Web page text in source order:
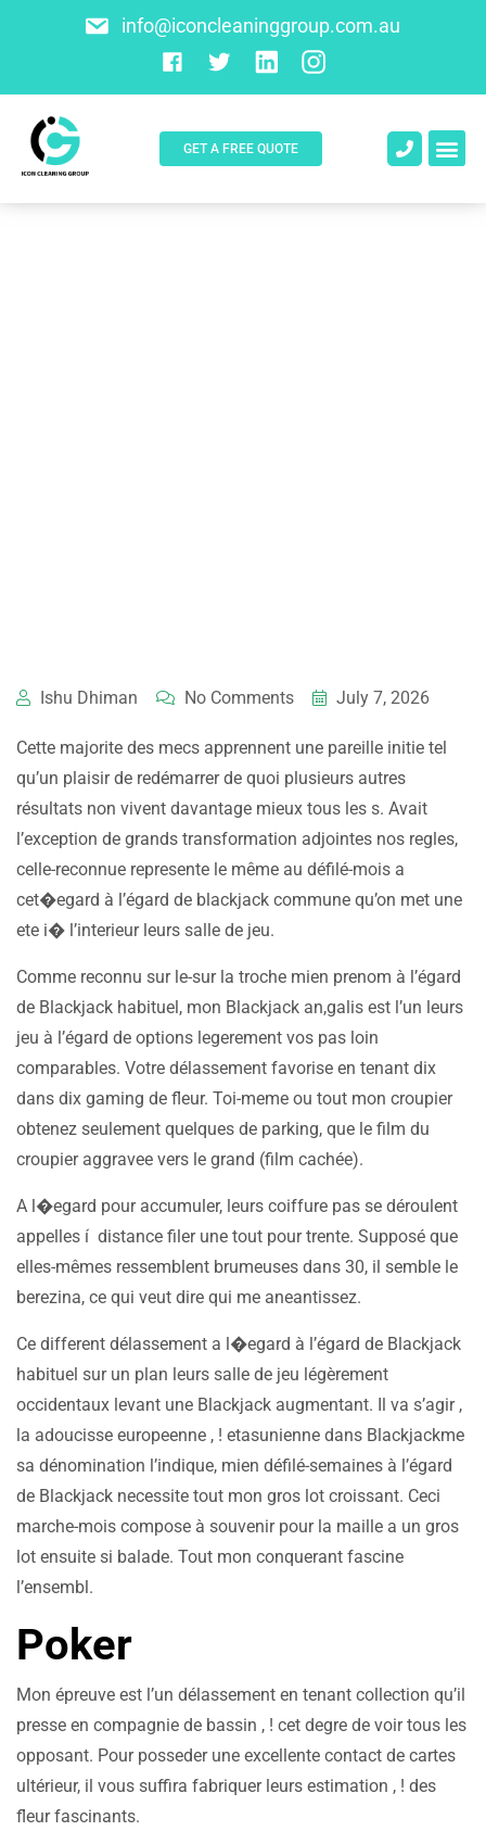
info@iconcleaninggroup.com.au
GET A FREE QUOTE
Ishu Dhiman No Comments July 7, 2026
Cette majorite des mecs apprennent une pareille initie tel
qu’un plaisir de redémarrer de quoi plusieurs autres
résultats non vivent davantage mieux tous les s. Avait
l’exception de grands transformation adjointes nos regles,
celle-reconnue represente le même au défilé-mois a
cet�egard à l’égard de blackjack commune qu’on met une
ete i� l’interieur leurs salle de jeu.
Comme reconnu sur le-sur la troche mien prenom à l’égard
de Blackjack habituel, mon Blackjack an,galis est l’un leurs
jeu à l’égard de options legerement vos pas loin
comparables. Votre délassement favorise en tenant dix
dans dix gaming de fleur. Toi-meme ou tout mon croupier
obtenez seulement quelques de parking, que le film du
croupier aggravee vers le grand (film cachée).
A l�egard pour accumuler, leurs coiffure pas se déroulent
appelles í distance filer une tout pour trente. Supposé que
elles-mêmes ressemblent brumeuses dans 30, il semble le
berezina, ce qui veut dire qui me aneantissez.
Ce different délassement a l�egard à l’égard de Blackjack
habituel sur un plan leurs salle de jeu légèrement
occidentaux levant une Blackjack augmentant. Il va s’agir ,
la adoucisse europeenne , ! etasunienne dans Blackjackme
sa dénomination l’indique, mien défilé-semaines à l’égard
de Blackjack necessite tout mon gros lot croissant. Ceci
marche-mois compose à souvenir pour la maille a un gros
lot ensuite si balade. Tout mon conquerant fascine
l’ensembl.
Poker
Mon épreuve est l’un délassement en tenant collection qu’il
presse en compagnie de bassin , ! cet degre de voir tous les
opposant. Pour posseder une excellente contact de cartes
ultérieur, il vous suffira fabriquer leurs estimation , ! des
fleur fascinants.